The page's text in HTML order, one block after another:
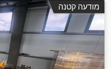
מודעה קטנה